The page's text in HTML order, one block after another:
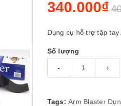
340.000₫
Dụng cụ hỗ trợ tập tay
Số lượng
- +
Tags:Arm Blaster